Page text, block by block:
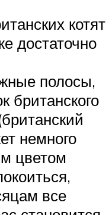
котят
достаточно
полосы,
британского
немного
цветом
все